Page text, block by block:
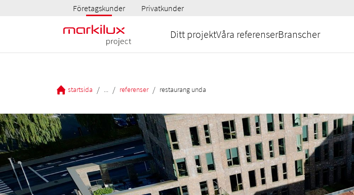
Företagskunder Privatkunder
Ditt projektVåra referenserBranscher
startsida / / referenser / restaurang unda